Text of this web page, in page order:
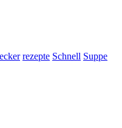
rezepte Schnell Suppe